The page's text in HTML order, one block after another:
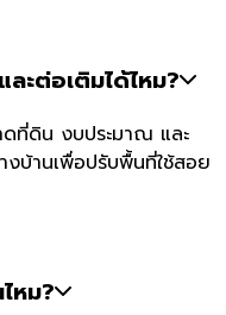
ะต่อเติมได้ไหม?
ที่ดิน งบประมาณ และ
บ้านเพื่อปรับพื้นที่ใช้สอย
หม?